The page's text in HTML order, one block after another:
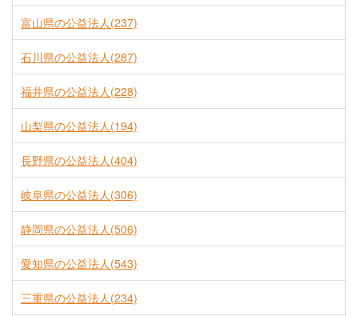
富山県の公益法人(237)
石川県の公益法人(287)
福井県の公益法人(228)
山梨県の公益法人(194)
長野県の公益法人(404)
岐阜県の公益法人(306)
静岡県の公益法人(506)
愛知県の公益法人(543)
三重県の公益法人(234)